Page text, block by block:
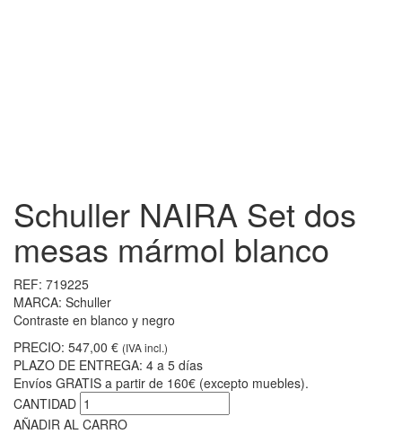
Schuller NAIRA Set dos
mesas mármol blanco
REF: 719225
MARCA: Schuller
Contraste en blanco y negro
PRECIO: 547,00 € (IVA incl.)
PLAZO DE ENTREGA: 4 a 5 días
Envíos GRATIS a partir de 160€ (excepto muebles).
CANTIDAD
AÑADIR AL CARRO